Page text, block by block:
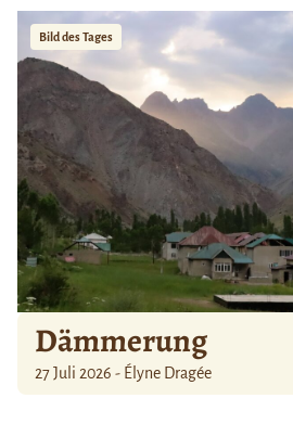
Bild des Tages
Dämmerung
27 Juli 2026 - Élyne Dragée